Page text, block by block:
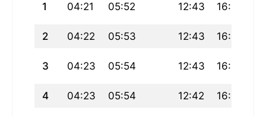
1 04:21 05:52 12:43 16:23
2 04:22 05:53 12:43 16:22
3 04:23 05:54 12:43 16:22
4 04:23 05:54 12:42 16:22